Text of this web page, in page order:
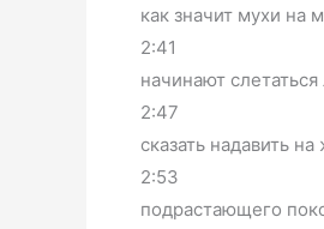
как значит мухи на
2:41
начинают
2:47
сказать надавить
2:53
подрастающего